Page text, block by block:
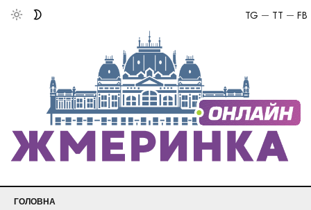
FB
TT
TG
ГОЛОВНА